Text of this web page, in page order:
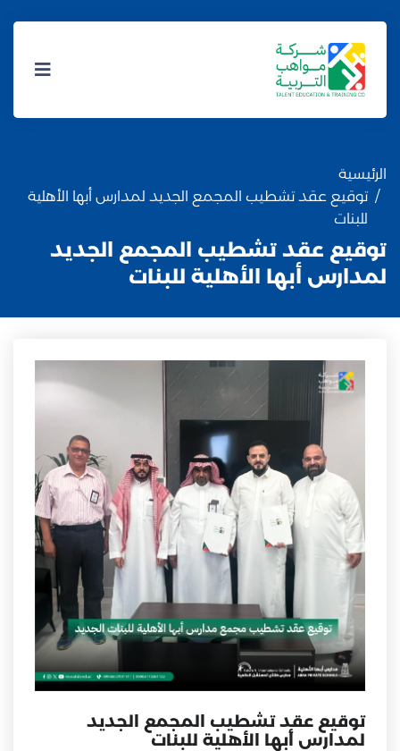
الرئيسية
توقيع عقد تشطيب المجمع الجديد لمدارس أبها الأهلية
للبنات
توقيع عقد تشطيب المجمع الجديد
لمدارس أبها الأهلية للبنات
توقيع عقد تشطيب المجمع الجديد
لمدارس أبها الأهلية للبنات